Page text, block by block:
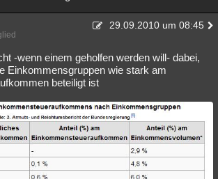
29.09.2010 um 08:45
-wenn einem geholfen werden will- dabei,
Einkommensgruppen wie stark am
beteiligt ist